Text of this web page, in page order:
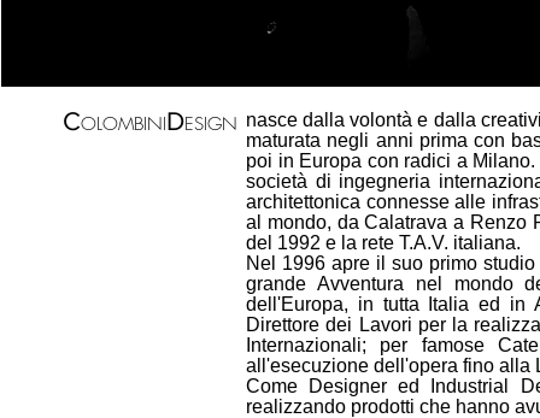
COLOMBINIDESIGN nasce dalla volontà e dalla
maturata negli anni prima con
poi in Europa con radici a
società di ingegneria
architettonica connesse alle
al mondo, da Calatrava a Renzo
del 1992 e la rete T.A.V. italiana.
Nel 1996 apre il suo primo
grande Avventura nel mondo
dell'Europa, in tutta Italia ed in
Direttore dei Lavori per la
Internazionali; per famose
all'esecuzione dell'opera fino alla
Come Designer ed Industrial
realizzando prodotti che hanno